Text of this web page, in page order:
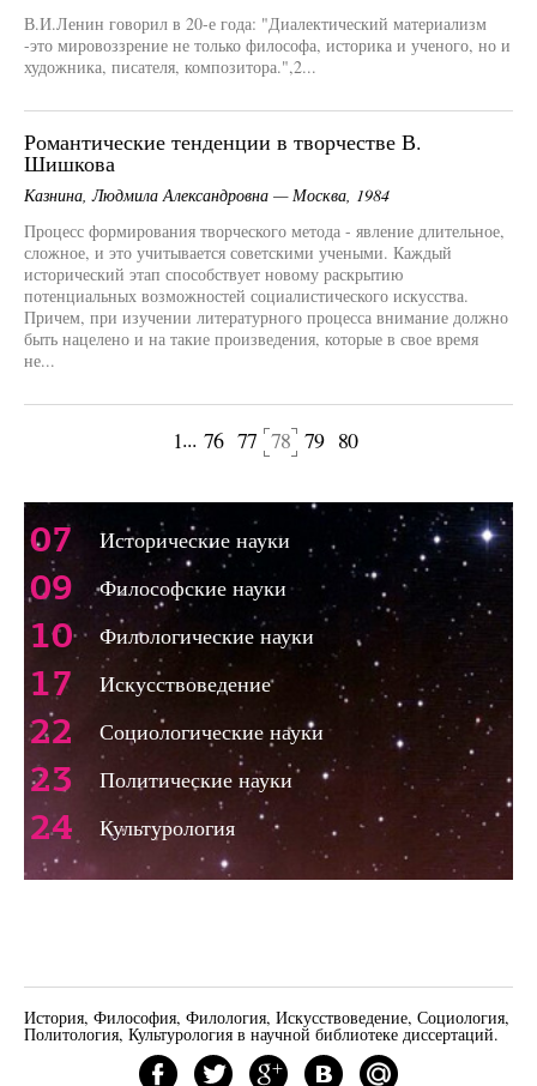
В.И.Ленин говорил в 20-е года: "Диалектический материализм
-это мировоззрение не только философа, историка и ученого, но и
художника, писателя, композитора.",2...
Романтические тенденции в творчестве В.
Шишкова
Казнина, Людмила Александровна — Москва, 1984
Процесс формирования творческого метода - явление длительное,
сложное, и это учитывается советскими учеными. Каждый
исторический этап способствует новому раскрытию
потенциальных возможностей социалистического искусства.
Причем, при изучении литературного процесса внимание должно
быть нацелено и на такие произведения, которые в свое время
не...
1... 76 77 78 79 80
07 Исторические науки
09 Философские науки
10 Филологические науки
17 Искусствоведение
22 Социологические науки
23 Политические науки
24 Культурология
История, Философия, Филология, Искусствоведение, Социология,
Политология, Культурология в научной библиотеке диссертаций.